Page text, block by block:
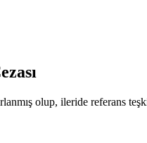
olup, ileride referans